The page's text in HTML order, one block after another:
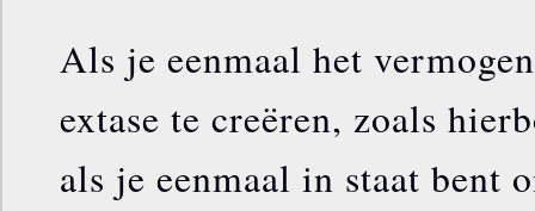
Als je eenmaal het
extase te creëren, zoals
als je eenmaal in staat bent